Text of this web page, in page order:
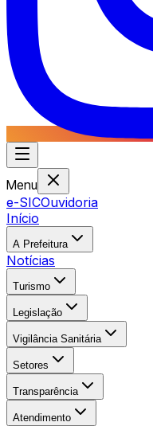
Menu
e-SICOuvidoria
Início
A Prefeitura
Notícias
Turismo
Legislação
Vigilância Sanitária
Setores
Transparência
Atendimento